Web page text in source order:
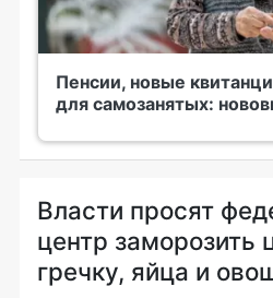
Пенсии, новые
для самозанятых:
Власти просят
центр заморозить
гречку, яйца и